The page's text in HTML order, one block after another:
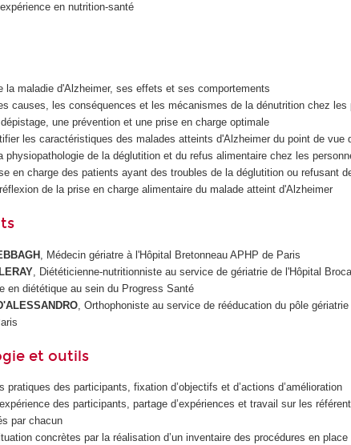
en nutrition-santé
la maladie d'Alzheimer, ses effets et ses comportements
causes, les conséquences et les mécanismes de la dénutrition chez les
une prévention et une prise en charge optimale
les caractéristiques des malades atteints d'Alzheimer du point de vue
physiopathologie de la déglutition et du refus alimentaire chez les
en charge des patients ayant des troubles de la déglutition ou refusant
de la prise en charge alimentaire du malade atteint d'Alzheimer
, Médecin gériatre à l'Hôpital Bretonneau APHP de Paris
, Diététicienne-nutritionniste au service de gériatrie de l'Hôpital
en diététique au sein du Progress Santé
, Orthophoniste au service de rééducation du pôle
et outils
pratiques des participants, fixation d’objectifs et d’actions d’amélioration
des participants, partage d’expériences et travail sur les
par chacun
concrètes par la réalisation d’un inventaire des procédures en